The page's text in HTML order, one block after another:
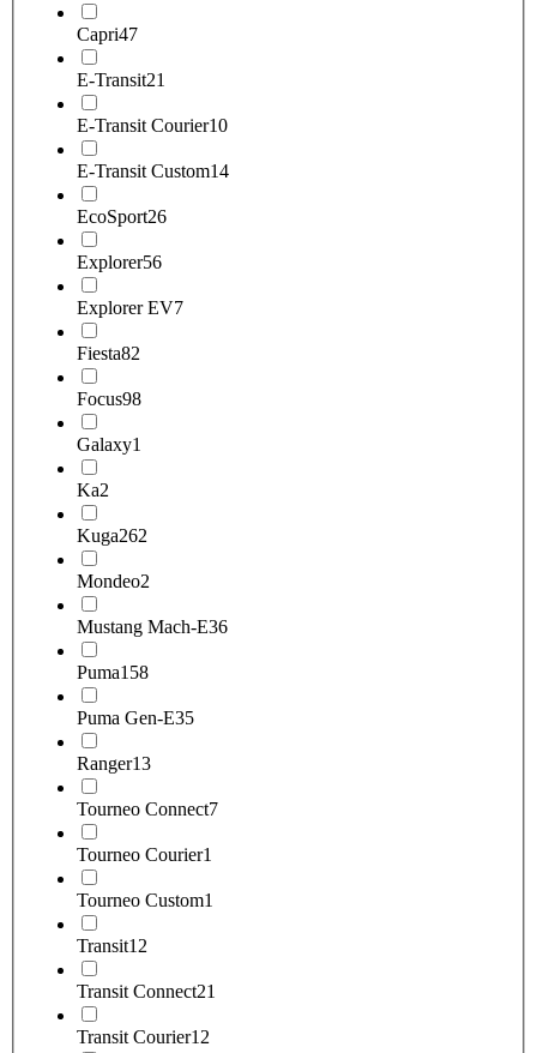
Capri47
E-Transit21
E-Transit Courier10
E-Transit Custom14
EcoSport26
Explorer56
Explorer EV7
Fiesta82
Focus98
Galaxy1
Ka2
Kuga262
Mondeo2
Mustang Mach-E36
Puma158
Puma Gen-E35
Ranger13
Tourneo Connect7
Tourneo Courier1
Tourneo Custom1
Transit12
Transit Connect21
Transit Courier12